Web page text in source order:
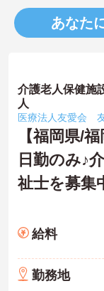
あなた
介護老人保健施
人
医療法人友愛会
【福岡県/
日勤のみ♪
祉士を募
給料
勤務地